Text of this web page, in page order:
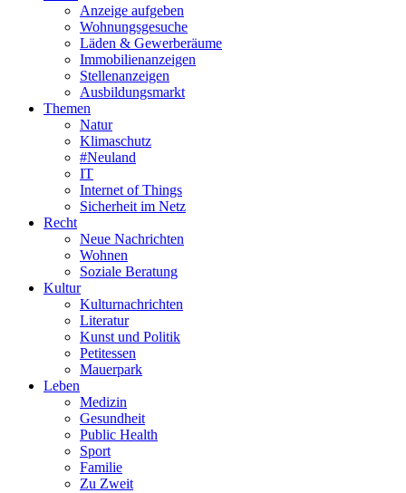
Anzeige aufgeben
Wohnungsgesuche
Läden & Gewerberäume
Immobilienanzeigen
Stellenanzeigen
Ausbildungsmarkt
Themen
Natur
Klimaschutz
#Neuland
IT
Internet of Things
Sicherheit im Netz
Recht
Neue Nachrichten
Wohnen
Soziale Beratung
Kultur
Kulturnachrichten
Literatur
Kunst und Politik
Petitessen
Mauerpark
Leben
Medizin
Gesundheit
Public Health
Sport
Familie
Zu Zweit